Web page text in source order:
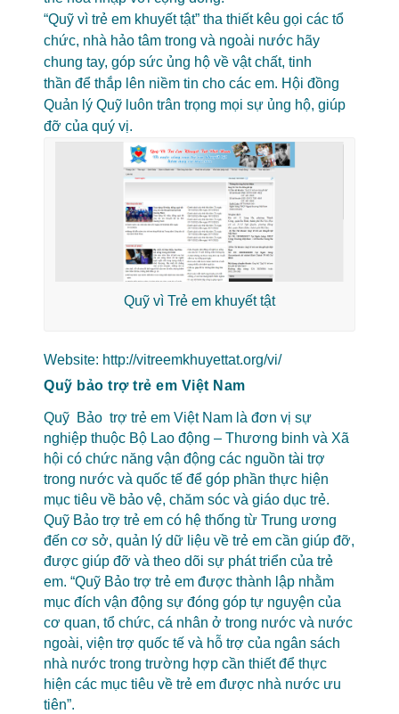
“Quỹ vì trẻ em khuyết tật” tha thiết kêu gọi các tổ
chức, nhà hảo tâm trong và ngoài nước hãy
chung tay, góp sức ủng hộ về vật chất, tinh
thần để thắp lên niềm tin cho các em. Hội đồng
Quản lý Quỹ luôn trân trọng mọi sự ủng hộ, giúp
đỡ của quý vị.
Quỹ vì Trẻ em khuyết tật
Website: http://vitreemkhuyettat.org/vi/
Quỹ bảo trợ trẻ em Việt Nam
Quỹ Bảo trợ trẻ em Việt Nam là đơn vị sự
nghiệp thuộc Bộ Lao động – Thương binh và Xã
hội có chức năng vận động các nguồn tài trợ
trong nước và quốc tế để góp phần thực hiện
mục tiêu về bảo vệ, chăm sóc và giáo dục trẻ.
Quỹ Bảo trợ trẻ em có hệ thống từ Trung ương
đến cơ sở, quản lý dữ liệu về trẻ em cần giúp đỡ,
được giúp đỡ và theo dõi sự phát triển của trẻ
em. “Quỹ Bảo trợ trẻ em được thành lập nhằm
mục đích vận động sự đóng góp tự nguyện của
cơ quan, tổ chức, cá nhân ở trong nước và nước
ngoài, viện trợ quốc tế và hỗ trợ của ngân sách
nhà nước trong trường hợp cần thiết để thực
hiện các mục tiêu về trẻ em được nhà nước ưu
tiên”.